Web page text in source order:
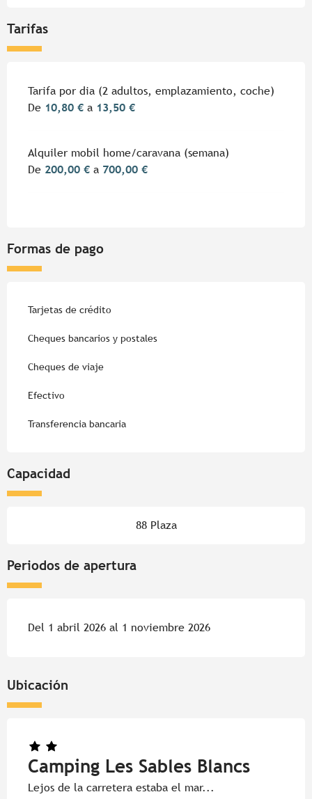
Tarifas
Tarifas 2026
Tarifa por dia (2 adultos, emplazamiento, coche)
De 10,80 € a 13,50 €
Alquiler mobil home/caravana (semana)
De 200,00 € a 700,00 €
Formas de pago
Tarjetas de crédito
Cheques bancarios y postales
Cheques de viaje
Efectivo
Transferencia bancaria
Capacidad
88 Plaza
Periodos de apertura
Del 1 abril 2026 al 1 noviembre 2026
Ubicación
Camping Les Sables Blancs
Lejos de la carretera estaba el mar...